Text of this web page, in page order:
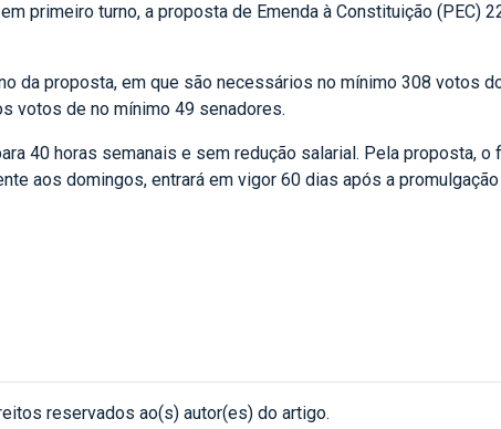
primeiro turno, a proposta de Emenda à Constituição (PEC)
da proposta, em que são necessários no mínimo 308 votos
votos de no mínimo 49 senadores.
40 horas semanais e sem redução salarial. Pela proposta, o
aos domingos, entrará em vigor 60 dias após a
reservados ao(s) autor(es) do artigo.